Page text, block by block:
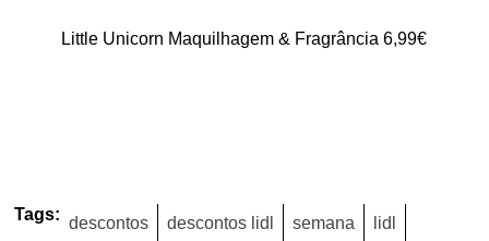
Little Unicorn Maquilhagem & Fragrância 6,99€
Tags: descontos descontos lidl semana lidl